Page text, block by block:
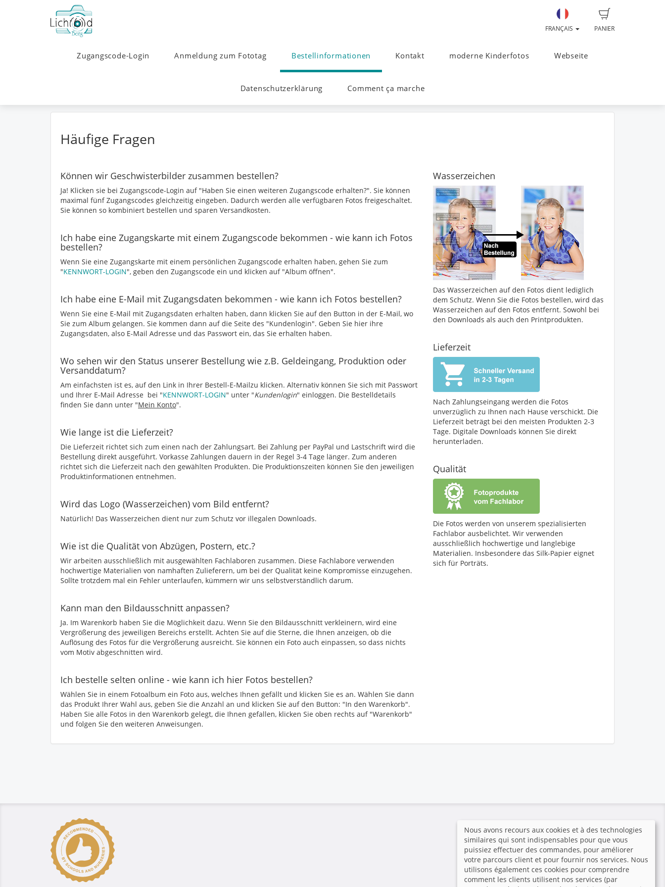
PANIER
FRANÇAIS
Zugangscode-Login Anmeldung zum Fototag Bestellinformationen Kontakt moderne Kinderfotos Webseite
Datenschutzerklärung Comment ça marche
Häufige Fragen
Können wir Geschwisterbilder zusammen bestellen?
Ja! Klicken sie bei Zugangscode-Login auf "Haben Sie einen weiteren Zugangscode erhalten?". Sie können
maximal fünf Zugangscodes gleichzeitig eingeben. Dadurch werden alle verfügbaren Fotos freigeschaltet.
Sie können so kombiniert bestellen und sparen Versandkosten.
Ich habe eine Zugangskarte mit einem Zugangscode bekommen - wie kann ich Fotos
bestellen?
Wenn Sie eine Zugangskarte mit einem persönlichen Zugangscode erhalten haben, gehen Sie zum
"KENNWORT-LOGIN", geben den Zugangscode ein und klicken auf "Album öffnen".
Ich habe eine E-Mail mit Zugangsdaten bekommen - wie kann ich Fotos bestellen?
Wenn Sie eine E-Mail mit Zugangsdaten erhalten haben, dann klicken Sie auf den Button in der E-Mail, wo
Sie zum Album gelangen. Sie kommen dann auf die Seite des "Kundenlogin". Geben Sie hier ihre
Zugangsdaten, also E-Mail Adresse und das Passwort ein, das Sie erhalten haben.
Wo sehen wir den Status unserer Bestellung wie z.B. Geldeingang, Produktion oder
Versanddatum?
Am einfachsten ist es, auf den Link in Ihrer Bestell-E-Mailzu klicken. Alternativ können Sie sich mit Passwort
und Ihrer E-Mail Adresse bei "KENNWORT-LOGIN" unter "Kundenlogin" einloggen. Die Bestelldetails
finden Sie dann unter "Mein Konto".
Wie lange ist die Lieferzeit?
Die Lieferzeit richtet sich zum einen nach der Zahlungsart. Bei Zahlung per PayPal und Lastschrift wird die
Bestellung direkt ausgeführt. Vorkasse Zahlungen dauern in der Regel 3-4 Tage länger. Zum anderen
richtet sich die Lieferzeit nach den gewählten Produkten. Die Produktionszeiten können Sie den jeweiligen
Produktinformationen entnehmen.
Wird das Logo (Wasserzeichen) vom Bild entfernt?
Natürlich! Das Wasserzeichen dient nur zum Schutz vor illegalen Downloads.
Wie ist die Qualität von Abzügen, Postern, etc.?
Wir arbeiten ausschließlich mit ausgewählten Fachlaboren zusammen. Diese Fachlabore verwenden
hochwertige Materialien von namhaften Zulieferern, um bei der Qualität keine Kompromisse einzugehen.
Sollte trotzdem mal ein Fehler unterlaufen, kümmern wir uns selbstverständlich darum.
Kann man den Bildausschnitt anpassen?
Ja. Im Warenkorb haben Sie die Möglichkeit dazu. Wenn Sie den Bildausschnitt verkleinern, wird eine
Vergrößerung des jeweiligen Bereichs erstellt. Achten Sie auf die Sterne, die Ihnen anzeigen, ob die
Auflösung des Fotos für die Vergrößerung ausreicht. Sie können ein Foto auch einpassen, so dass nichts
vom Motiv abgeschnitten wird.
Ich bestelle selten online - wie kann ich hier Fotos bestellen?
Wählen Sie in einem Fotoalbum ein Foto aus, welches Ihnen gefällt und klicken Sie es an. Wählen Sie dann
das Produkt Ihrer Wahl aus, geben Sie die Anzahl an und klicken Sie auf den Button: "In den Warenkorb".
Haben Sie alle Fotos in den Warenkorb gelegt, die Ihnen gefallen, klicken Sie oben rechts auf "Warenkorb"
und folgen Sie den weiteren Anweisungen.
Wasserzeichen
Das Wasserzeichen auf den Fotos dient lediglich
dem Schutz. Wenn Sie die Fotos bestellen, wird das
Wasserzeichen auf den Fotos entfernt. Sowohl bei
den Downloads als auch den Printprodukten.
Lieferzeit
Nach Zahlungseingang werden die Fotos
unverzüglich zu Ihnen nach Hause verschickt. Die
Lieferzeit beträgt bei den meisten Produkten 2-3
Tage. Digitale Downloads können Sie direkt
herunterladen.
Qualität
Die Fotos werden von unserem spezialisierten
Fachlabor ausbelichtet. Wir verwenden
ausschließlich hochwertige und langlebige
Materialien. Insbesondere das Silk-Papier eignet
sich für Porträts.
Nous avons recours aux cookies et à des technologies
similaires qui sont indispensables pour que vous
puissiez effectuer des commandes, pour améliorer
votre parcours client et pour fournir nos services. Nous
utilisons également ces cookies pour comprendre
comment les clients utilisent nos services (par